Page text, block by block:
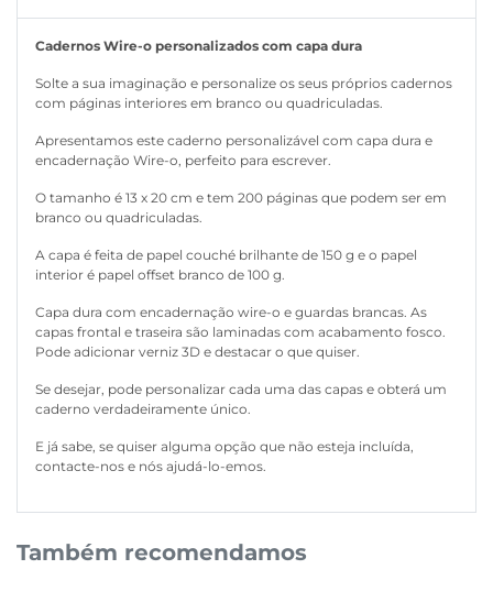
Cadernos Wire-o personalizados com capa dura
Solte a sua imaginação e personalize os seus próprios cadernos
com páginas interiores em branco ou quadriculadas.
Apresentamos este caderno personalizável com capa dura e
encadernação Wire-o, perfeito para escrever.
O tamanho é 13 x 20 cm e tem 200 páginas que podem ser em
branco ou quadriculadas.
A capa é feita de papel couché brilhante de 150 g e o papel
interior é papel offset branco de 100 g.
Capa dura com encadernação wire-o e guardas brancas. As
capas frontal e traseira são laminadas com acabamento fosco.
Pode adicionar verniz 3D e destacar o que quiser.
Se desejar, pode personalizar cada uma das capas e obterá um
caderno verdadeiramente único.
E já sabe, se quiser alguma opção que não esteja incluída,
contacte-nos e nós ajudá-lo-emos.
Também recomendamos